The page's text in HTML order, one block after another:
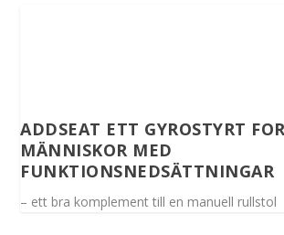
ADDSEAT ETT GYROSTYRT
MÄNNISKOR MED
FUNKTIONSNEDSÄTTNINGAR
– ett bra komplement till en manuell rullstol